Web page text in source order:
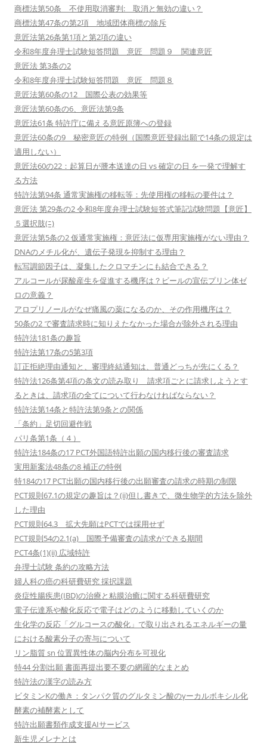
商標法第50条 不使用取消審判: 取消と無効の違い？
商標法第47条の第2項 地域団体商標の除斥
意匠法第26条第1項と第2項の違い
令和8年度弁理士試験短答問題 意匠 問題９ 関連意匠
意匠法 第3条の2
令和8年度弁理士試験短答問題 意匠 問題８
意匠法第60条の12 国際公表の効果等
意匠法第60条の6、意匠法第9条
意匠法61条 特許庁に備える意匠原簿への登録
意匠法60条の9 秘密意匠の特例（国際意匠登録出願で14条の規定は
適用しない）
意匠法60の22：起算日が謄本送達の日 vs 確定の日 を一発で理解す
る方法
特許法第94条 通常実施権の移転等：先使用権の移転の要件は？
意匠法 第29条の2 令和8年度弁理士試験短答式筆記試験問題【意匠】
５選択肢(ﾆ)
意匠法第5条の2 仮通常実施権：意匠法に仮専用実施権がない理由？
DNAのメチル化が、遺伝子発現を抑制する理由？
転写調節因子は、凝集したクロマチンにも結合できる？
アルコールが尿酸産生を促進する機序は？ビールの宣伝プリン体ゼ
ロの意義？
アロプリノールがなぜ痛風の薬になるのか、その作用機序は？
50条の2 で審査請求時に知りえたなかった場合が除外される理由
特許法181条の趣旨
特許法第17条の5第3項
訂正拒絶理由通知と、審理終結通知は、普通どっちが先にくる？
特許法126条第4項の条文の読み取り 請求項ごとに請求しようとす
るときは、請求項の全てについて行わなければならない？
特許法第14条と特許法第9条との関係
「条約」足切回避作戦
パリ条第1条（４）
特許法184条の17 PCT外国語特許出願の国内移行後の審査請求
実用新案法48条の8 補正の特例
特184の17 PCT出願の国内移行後の出願審査の請求の時期の制限
PCT規則67.1の規定の趣旨は？(ii)但し書きで、微生物学的方法を除外
した理由
PCT規則64.3 拡大先願はPCTでは採用せず
PCT規則54の2.1(a) 国際予備審査の請求ができる期間
PCT4条(1)(ii) 広域特許
弁理士試験 条約の攻略方法
婦人科の癌の科研費研究 採択課題
炎症性腸疾患(IBD)の治療と粘膜治癒に関する科研費研究
電子伝達系や酸化反応で電子はどのように移動していくのか
生化学の反応「グルコースの酸化」で取り出されるエネルギーの量
における酸素分子の寄与について
リン脂質 sn 位置異性体の脳内分布を可視化
特44 分割出願 書面再提出要不要の網羅的なまとめ
特許法の漢字の読み方
ビタミンKの働き：タンパク質のグルタミン酸のγーカルボキシル化
酵素の補酵素として
特許出願書類作成支援AIサービス
新生児メレナとは